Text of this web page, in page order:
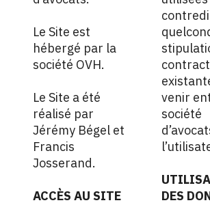
Le Site est
hébergé par la
société OVH.
Le Site a été
réalisé par
Jérémy Bégel et
Francis
Josserand.
ACCÈS AU SITE
venir
société
DES